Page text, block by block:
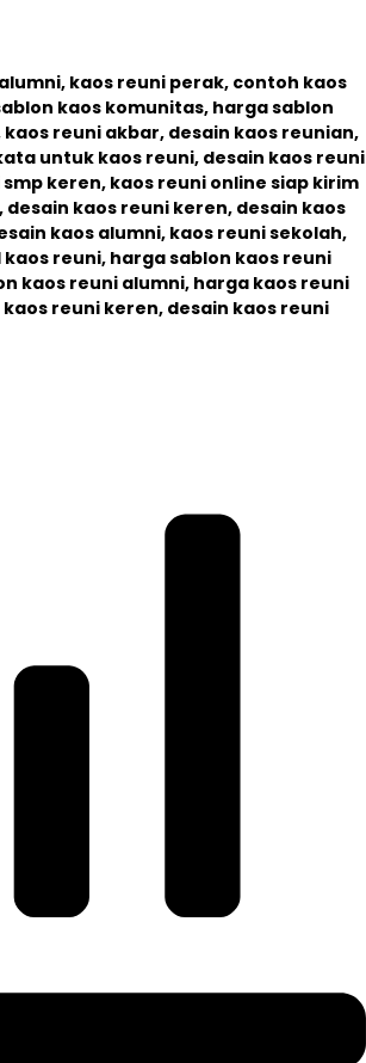
kaos reuni perak, contoh kaos
kaos komunitas, harga sablon
kaos reuni akbar, desain kaos reunian,
untuk kaos reuni, desain kaos reuni
keren, kaos reuni online siap kirim
kaos reuni keren, desain kaos
kaos alumni, kaos reuni sekolah,
reuni, harga sablon kaos reuni
kaos reuni alumni, harga kaos reuni
reuni keren, desain kaos reuni